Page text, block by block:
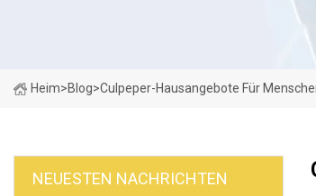
Heim>Blog>Culpeper-Hausangebote Für
NEUESTEN NACHRICHTEN